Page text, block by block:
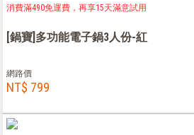
消費滿490免運費，再享15天滿意試用
[鍋寶]多功能電子鍋3人份-紅
網路價
NT$ 799